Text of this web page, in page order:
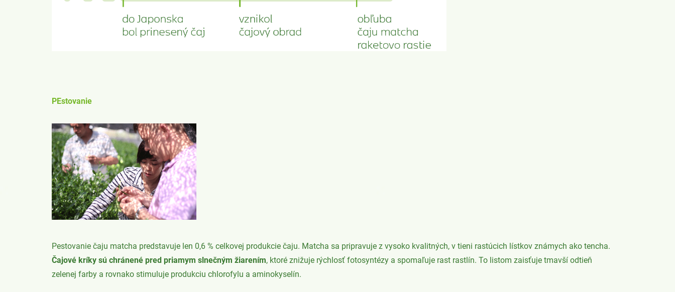
PEstovanie
Pestovanie čaju matcha predstavuje len 0,6 % celkovej produkcie čaju. Matcha sa pripravuje z vysoko kvalitných, v tieni rastúcich lístkov známych ako tencha.
Čajové kríky sú chránené pred priamym slnečným žiarením, ktoré znižuje rýchlosť fotosyntézy a spomaľuje rast rastlín. To listom zaisťuje tmavší odtieň
zelenej farby a rovnako stimuluje produkciu chlorofylu a aminokyselín.